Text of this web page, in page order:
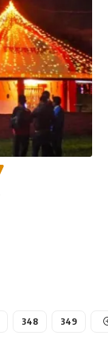
348 349